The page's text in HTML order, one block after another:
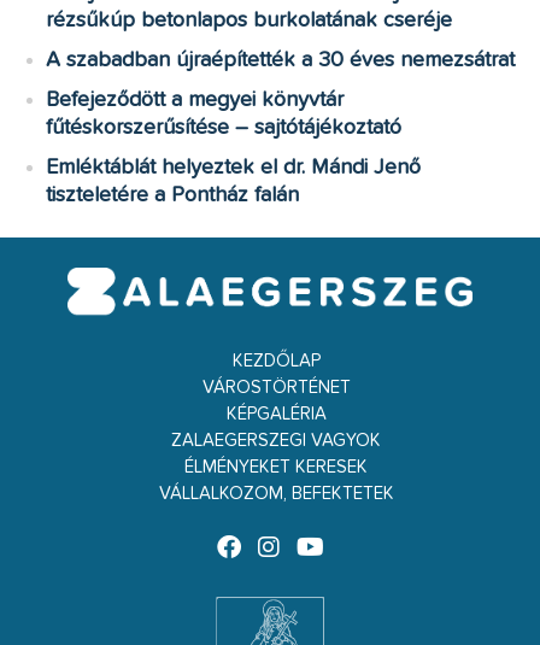
rézsűkúp betonlapos burkolatának cseréje
A szabadban újraépítették a 30 éves nemezsátrat
Befejeződött a megyei könyvtár
fűtéskorszerűsítése – sajtótájékoztató
Emléktáblát helyeztek el dr. Mándi Jenő
tiszteletére a Pontház falán
KEZDŐLAP
VÁROSTÖRTÉNET
KÉPGALÉRIA
ZALAEGERSZEGI VAGYOK
ÉLMÉNYEKET KERESEK
VÁLLALKOZOM, BEFEKTETEK